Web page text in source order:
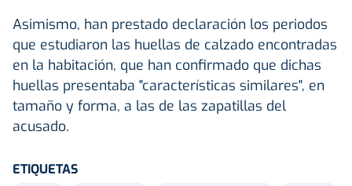
Asimismo, han prestado declaración los periodos
que estudiaron las huellas de calzado encontradas
en la habitación, que han confirmado que dichas
huellas presentaba "características similares", en
tamaño y forma, a las de las zapatillas del
acusado.
ETIQUETAS